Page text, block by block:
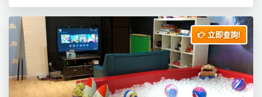
置
用
品
即
食
即
親
子
活
動
立即查詢!